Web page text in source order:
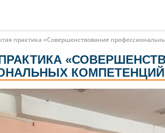
практика «Совершенствование